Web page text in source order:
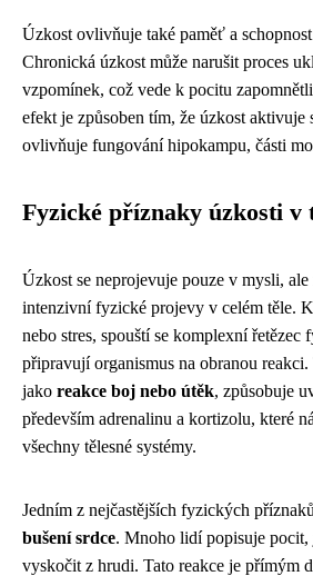
Úzkost ovlivňuje také paměť a
Chronická úzkost může narušit proces
vzpomínek, což vede k pocitu
efekt je způsoben tím, že úzkost aktivuje
ovlivňuje fungování hipokampu, části
Fyzické příznaky úzkosti v
Úzkost se neprojevuje pouze v mysli,
intenzivní fyzické projevy v celém těle.
nebo stres, spouští se komplexní
připravují organismus na obranou
jako reakce boj nebo útěk, způsobuje
především adrenalinu a kortizolu, které
všechny tělesné systémy.
Jedním z nejčastějších fyzických
bušení srdce. Mnoho lidí popisuje
vyskočit z hrudi. Tato reakce je přímým